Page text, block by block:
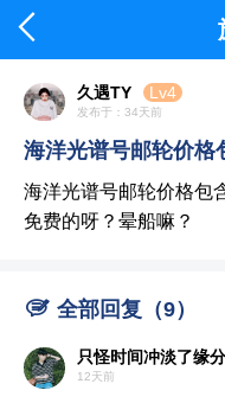

久遇TY Lv4
发布于：34天前
海洋光谱号邮轮价格
海洋光谱号邮轮价格包
免费的呀？晕船嘛？
 全部回复（9）
只怪时间冲淡了缘分
12天前